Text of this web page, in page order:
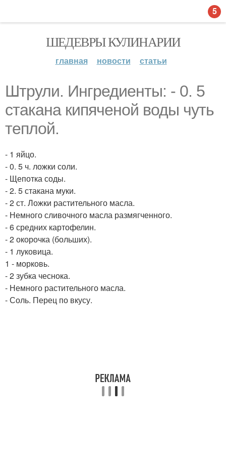
ШЕДЕВРЫ КУЛИНАРИИ
главная новости статьи
Штрули. Ингредиенты: - 0. 5
стакана кипяченой воды чуть
теплой.
- 1 яйцо.
- 0. 5 ч. ложки соли.
- Щепотка соды.
- 2. 5 стакана муки.
- 2 ст. Ложки растительного масла.
- Немного сливочного масла размягченного.
- 6 средних картофелин.
- 2 окорочка (больших).
- 1 луковица.
1 - морковь.
- 2 зубка чеснока.
- Немного растительного масла.
- Соль. Перец по вкусу.
5